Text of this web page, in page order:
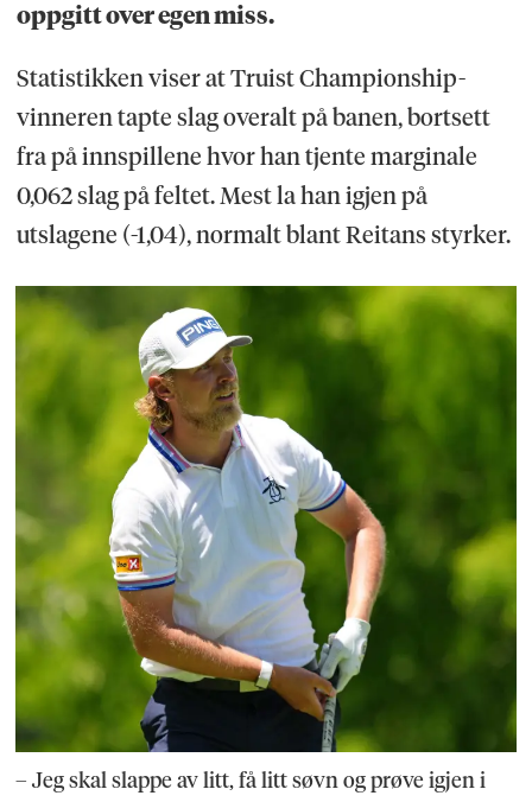
oppgitt over egen miss.
Statistikken viser at Truist Championship-
vinneren tapte slag overalt på banen, bortsett
fra på innspillene hvor han tjente marginale
0,062 slag på feltet. Mest la han igjen på
utslagene (-1,04), normalt blant Reitans styrker.
– Jeg skal slappe av litt, få litt søvn og prøve igjen i